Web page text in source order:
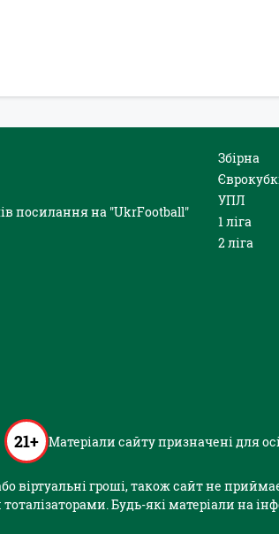
посилання на "UkrFootball"
Збірна
УПЛ
1 ліга
2 ліга
21+ Матеріали сайту призначені для
віртуальні гроші, також сайт не
Будь-які матеріали на